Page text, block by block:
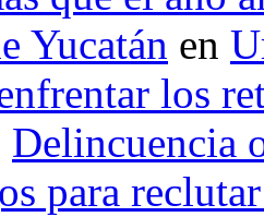
Yucatán en
los
Delincuencia
para